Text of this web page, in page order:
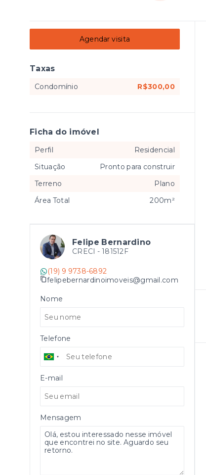
Agendar visita
Taxas
Condomínio R$300,00
Ficha do imóvel
Perfil
Residencial
Situação
Pronto para construir
Terreno
Plano
Área Total
200m²
Felipe Bernardino
CRECI - 181512F
(19) 9 9738-6892
felipebernardinoimoveis@gmail.com
Nome
Telefone
E-mail
Mensagem